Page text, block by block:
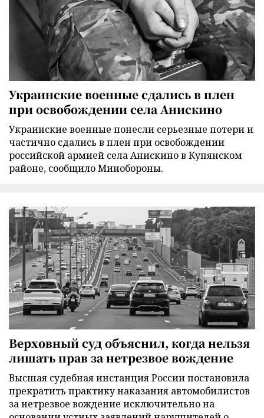
Украинские военные сдались в плен
при освобождении села Анискино
Украинские военные понесли серьезные потери и
частично сдались в плен при освобождении
российской армией села Анискино в Купянском
районе, сообщило Минобороны.
Верховный суд объяснил, когда нельзя
лишать прав за нетрезвое вождение
Высшая судебная инстанция России постановила
прекратить практику наказания автомобилистов
за нетрезвое вождение исключительно на